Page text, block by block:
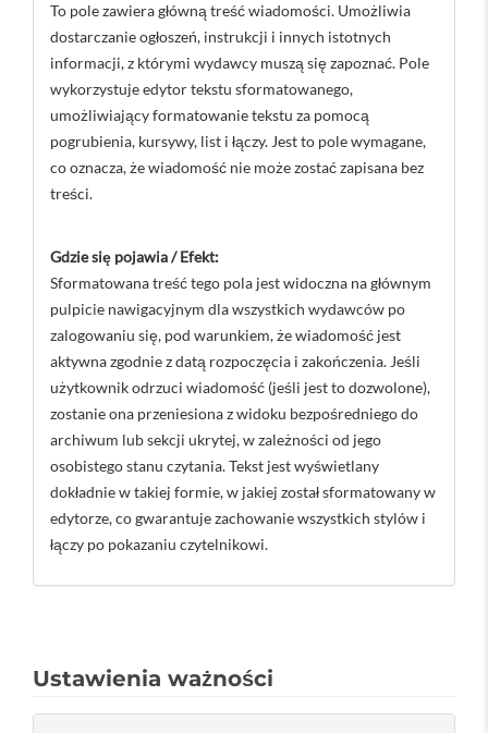
To pole zawiera główną treść wiadomości. Umożliwia
dostarczanie ogłoszeń, instrukcji i innych istotnych
informacji, z którymi wydawcy muszą się zapoznać. Pole
wykorzystuje edytor tekstu sformatowanego,
umożliwiający formatowanie tekstu za pomocą
pogrubienia, kursywy, list i łączy. Jest to pole wymagane,
co oznacza, że ​​wiadomość nie może zostać zapisana bez
treści.
Gdzie się pojawia / Efekt:
Sformatowana treść tego pola jest widoczna na głównym
pulpicie nawigacyjnym dla wszystkich wydawców po
zalogowaniu się, pod warunkiem, że wiadomość jest
aktywna zgodnie z datą rozpoczęcia i zakończenia. Jeśli
użytkownik odrzuci wiadomość (jeśli jest to dozwolone),
zostanie ona przeniesiona z widoku bezpośredniego do
archiwum lub sekcji ukrytej, w zależności od jego
osobistego stanu czytania. Tekst jest wyświetlany
dokładnie w takiej formie, w jakiej został sformatowany w
edytorze, co gwarantuje zachowanie wszystkich stylów i
łączy po pokazaniu czytelnikowi.
Ustawienia ważności